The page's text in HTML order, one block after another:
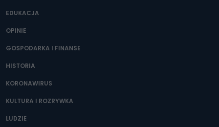
EDUKACJA
OPINIE
GOSPODARKA I FINANSE
HISTORIA
KORONAWIRUS
KULTURA I ROZRYWKA
LUDZIE